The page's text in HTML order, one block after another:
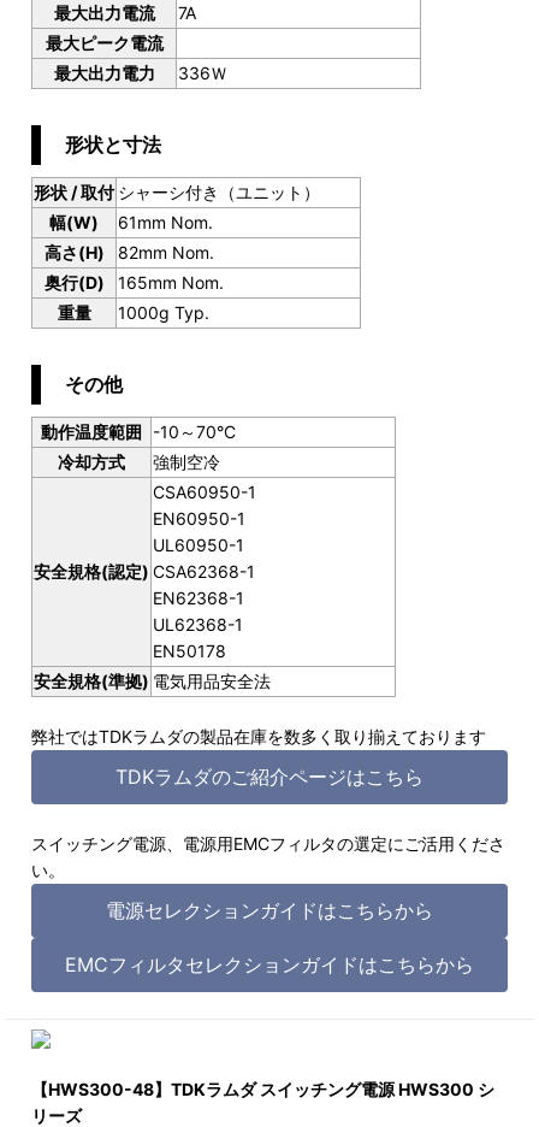
最大出力電流
7A
最大ピーク電流
最大出力電力
336Ｗ
形状と寸法
形状 / 取付 シャーシ付き（ユニット）
幅(W)
61mm Nom.
高さ(H)
82mm Nom.
奥行(D)
165mm Nom.
重量
1000g Typ.
その他
動作温度範囲
-10～70°C
冷却方式
強制空冷
安全規格(認定)
CSA60950-1
EN60950-1
UL60950-1
CSA62368-1
EN62368-1
UL62368-1
EN50178
安全規格(準拠) 電気用品安全法
弊社ではTDKラムダの製品在庫を数多く取り揃えております
TDKラムダのご紹介ページはこちら
スイッチング電源、電源用EMCフィルタの選定にご活用くださ
い。
電源セレクションガイドはこちらから
EMCフィルタセレクションガイドはこちらから
【HWS300-48】TDKラムダ スイッチング電源 HWS300 シ
リーズ